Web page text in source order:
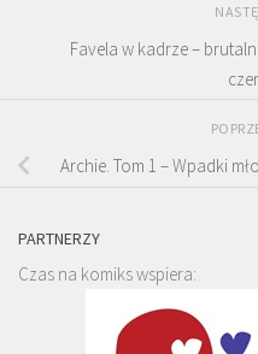
Favela w kadrze –
Archie. Tom 1 – Wpadki
PARTNERZY
Czas na komiks wspiera: